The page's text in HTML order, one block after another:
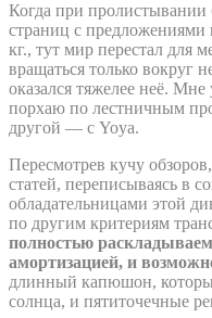
Когда при пролистывании
страниц с предложениями
кг., тут мир перестал для
вращаться только вокруг
оказался тяжелее неё.
порхаю по лестничным
другой — с Yoya.
Пересмотрев кучу
статей, переписываясь в
обладательницами этой
по другим критериям
полностью
амортизацией, и
длинный капюшон,
солнца, и пятиточечные